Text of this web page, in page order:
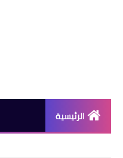
الرئيسية